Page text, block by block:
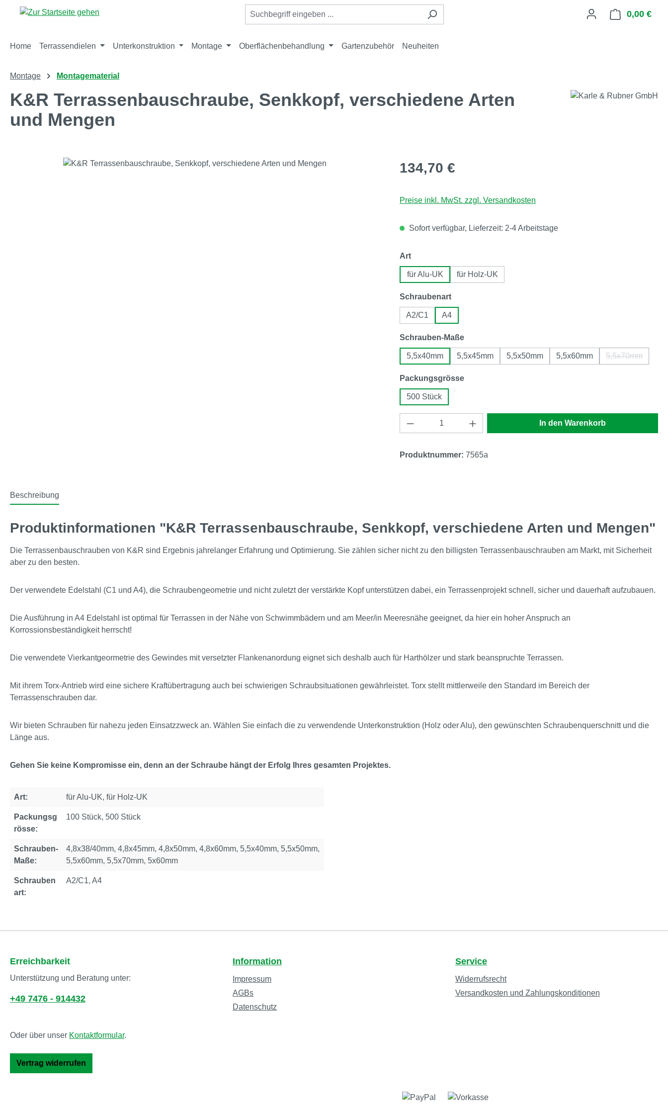
Hauptinhalt springen
Zur Suche springen
Zur Hauptnavigation springen 0,00 €
Home Terrassendielen Unterkonstruktion Montage Oberflächenbehandlung Gartenzubehör Neuheiten
Montage Montagematerial
K&R Terrassenbauschraube, Senkkopf, verschiedene Arten
und Mengen
Bildergalerie überspringen Regulärer Preis:
134,70 €
Preise inkl. MwSt. zzgl. Versandkosten
Sofort verfügbar, Lieferzeit: 2-4 Arbeitstage
Artauswählen
für Alu-UK für Holz-UK
Schraubenartauswählen
A2/C1 A4
Schrauben-Maßeauswählen
5,5x40mm 5,5x45mm 5,5x50mm 5,5x60mm 5,5x70mm
Packungsgrösseauswählen
500 Stück
Produkt Anzahl: Gib den gewünschten Wert ein
In den Warenkorb
Produktnummer: 7565a
Beschreibung
Produktinformationen "K&R Terrassenbauschraube, Senkkopf, verschiedene Arten und Mengen"
Die Terrassenbauschrauben von K&R sind Ergebnis jahrelanger Erfahrung und Optimierung. Sie zählen sicher nicht zu den billigsten Terrassenbauschrauben am Markt, mit Sicherheit
aber zu den besten.
Der verwendete Edelstahl (C1 und A4), die Schraubengeometrie und nicht zuletzt der verstärkte Kopf unterstützen dabei, ein Terrassenprojekt schnell, sicher und dauerhaft aufzubauen.
Die Ausführung in A4 Edelstahl ist optimal für Terrassen in der Nähe von Schwimmbädern und am Meer/in Meeresnähe geeignet, da hier ein hoher Anspruch an
Korrossionsbeständigkeit herrscht!
Die verwendete Vierkantgeormetrie des Gewindes mit versetzter Flankenanordung eignet sich deshalb auch für Harthölzer und stark beanspruchte Terrassen.
Mit ihrem Torx-Antrieb wird eine sichere Kraftübertragung auch bei schwierigen Schraubsituationen gewährleistet. Torx stellt mittlerweile den Standard im Bereich der
Terrassenschrauben dar.
Wir bieten Schrauben für nahezu jeden Einsatzzweck an. Wählen Sie einfach die zu verwendende Unterkonstruktion (Holz oder Alu), den gewünschten Schraubenquerschnitt und die
Länge aus.
Gehen Sie keine Kompromisse ein, denn an der Schraube hängt der Erfolg Ihres gesamten Projektes.
Art: für Alu-UK, für Holz-UK
Packungsg
rösse:
100 Stück, 500 Stück
Schrauben-
Maße:
4,8x38/40mm, 4,8x45mm, 4,8x50mm, 4,8x60mm, 5,5x40mm, 5,5x50mm,
5,5x60mm, 5,5x70mm, 5x60mm
Schrauben
art:
A2/C1, A4
Erreichbarkeit
Unterstützung und Beratung unter:
+49 7476 - 914432
Oder über unser Kontaktformular.
Vertrag widerrufen
Information
Impressum
AGBs
Datenschutz
Service
Widerrufsrecht
Versandkosten und Zahlungskonditionen